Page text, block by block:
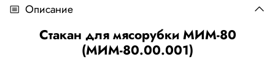
Описание
Стакан для мясорубки МИМ-80
(МИМ-80.00.001)